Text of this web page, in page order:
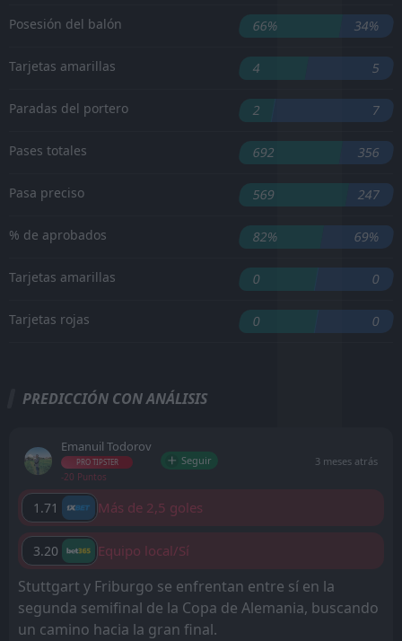
Posesión del balón 66% 34%
Tarjetas amarillas 4 5
Paradas del portero 2 7
Pases totales 692 356
Pasa preciso 569 247
% de aprobados 82% 69%
Tarjetas amarillas 0 0
Tarjetas rojas 0 0
PREDICCIÓN CON ANÁLISIS
Emanuil Todorov
PRO TIPSTER
-20 Puntos
Seguir 3 meses atrás
1.71 Más de 2,5 goles
3.20 Equipo local/Sí
Stuttgart y Friburgo se enfrentan entre sí en la
segunda semifinal de la Copa de Alemania, buscando
un camino hacia la gran final.